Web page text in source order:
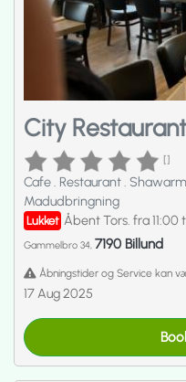
City
[]
Cafe. Restaurant.
Madudbringning
Lukket Åbent Tors. fra 11:00
Gammelbro 34, 7190 Billund
Åbningstider og Service kan
17 Aug 2025